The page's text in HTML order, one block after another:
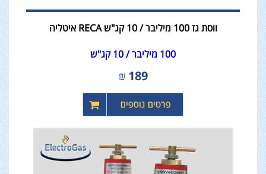
ווסת גז 100 מיליבר / 10 קג"ש RECA איטליה
100 מיליבר / 10 קג"ש
189
₪